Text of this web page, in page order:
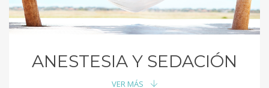
ANESTESIA Y SEDACIÓN
VER MÁS